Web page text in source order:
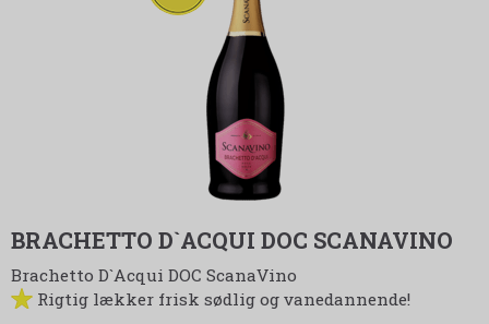
BRACHETTO D`ACQUI DOC SCANAVINO
Brachetto D`Acqui DOC ScanaVino
Rigtig lækker frisk sødlig og vanedannende!